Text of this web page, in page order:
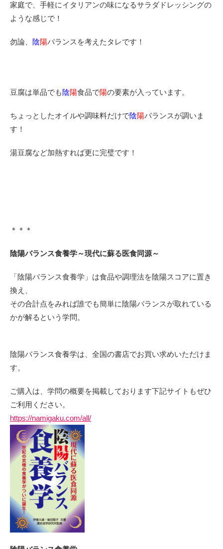
家庭で、手軽にイタリアンの味になるサラダドレッシングの
ような感じで！
勿論、 陰陽バランスを考えたタレです！
豆腐は単品でも陰陽食品で陽の要素が入っています。
ちょっとしたオイルや調味料だけで陰陽バランスが調いま
す！
湯豆腐など加熱すれば更に完璧です！
＊＊＊
陰陽バランス食養学～現代に蘇る医食同源～
「陰陽バランス食養学」は食品や調理法を陰陽スコアに置き
換え、
その合計点をみれば誰でも簡単に陰陽バランスが取れている
かが解るという学問。
陰陽バランス食養学は、全国の書店でお買い求めいただけま
す。
ご購入は、学問の概要を掲載しております下記サイトもぜひ
ご利用ください。
https://namigaku.com/all/